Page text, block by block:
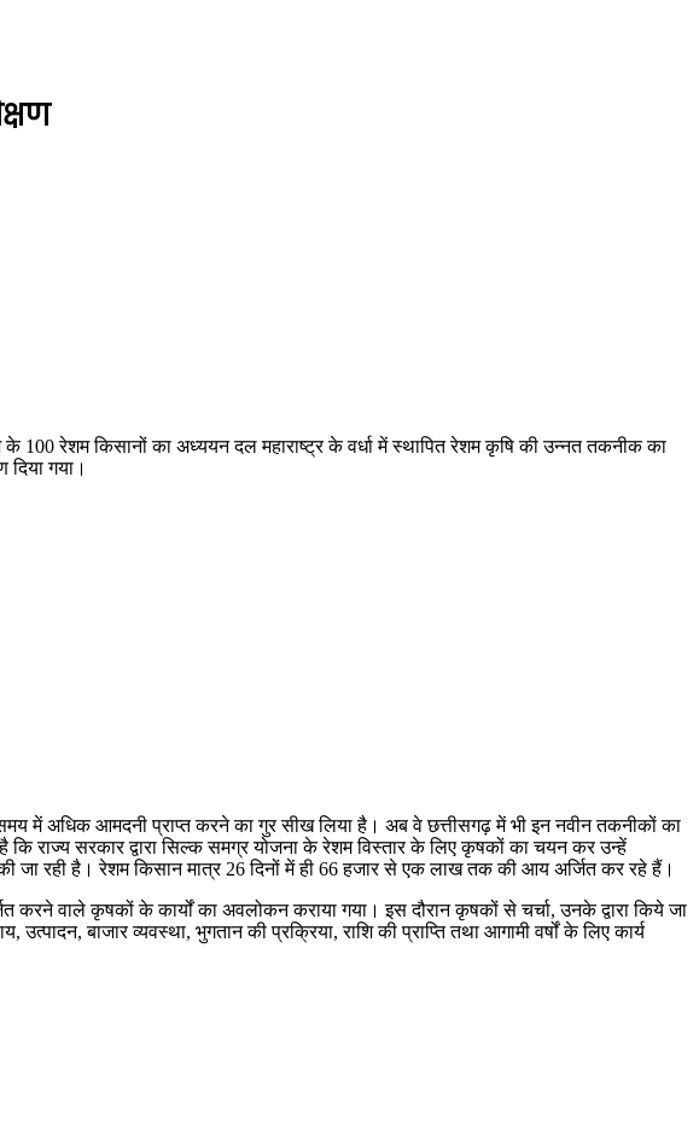
रेशम किसानों का अध्ययन दल महाराष्ट्र के वर्धा में स्थापित रेशम कृषि की उन्नत तकनीक का
गया।
में अधिक आमदनी प्राप्त करने का गुर सीख लिया है। अब वे छत्तीसगढ़ में भी इन नवीन तकनीकों का
राज्य सरकार द्वारा सिल्क समग्र योजना के रेशम विस्तार के लिए कृषकों का चयन कर उन्हें
जा रही है। रेशम किसान मात्र 26 दिनों में ही 66 हजार से एक लाख तक की आय अर्जित कर रहे हैं।
वाले कृषकों के कार्यों का अवलोकन कराया गया। इस दौरान कृषकों से चर्चा, उनके द्वारा किये जा
बाजार व्यवस्था, भुगतान की प्रक्रिया, राशि की प्राप्ति तथा आगामी वर्षों के लिए कार्य